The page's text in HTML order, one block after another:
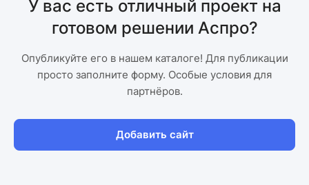
У вас есть отличный проект на
готовом решении Аспро?
Опубликуйте его в нашем каталоге! Для публикации
просто заполните форму. Особые условия для
партнёров.
Добавить сайт